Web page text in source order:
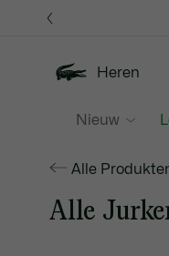
Heren
Nieuw
Alle
Alle